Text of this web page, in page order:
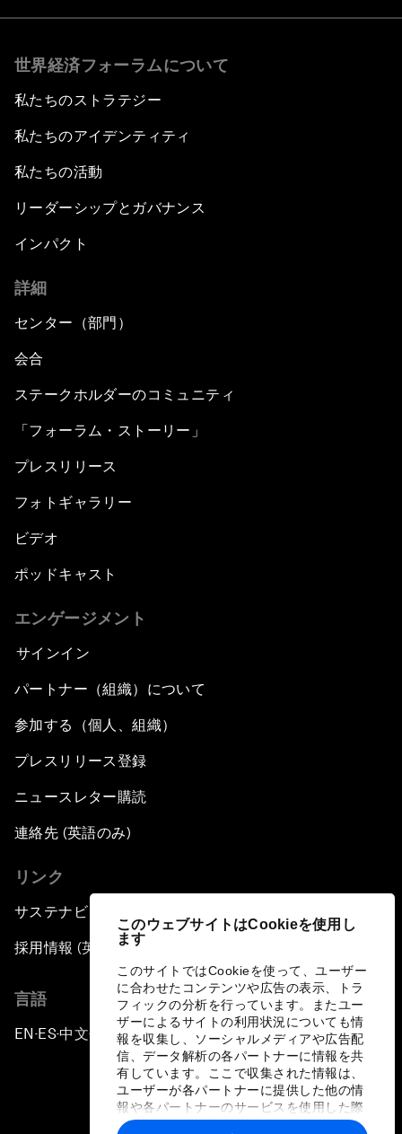
このウェブサイトはCookieを使用し
ます
このサイトではCookieを使って、ユーザー
に合わせたコンテンツや広告の表示、トラ
フィックの分析を行っています。またユー
ザーによるサイトの利用状況についても情
報を収集し、ソーシャルメディアや広告配
信、データ解析の各パートナーに情報を共
有しています。ここで収集された情報は、
ユーザーが各パートナーに提供した他の情
報や各パートナーのサービスを使用した際
に収集された情報と組み合わされ、各パー
世界経済フォーラムについて
私たちのストラテジー
私たちのアイデンティティ
私たちの活動
リーダーシップとガバナンス
インパクト
詳細
センター（部門）
会合
ステークホルダーのコミュニティ
「フォーラム・ストーリー」
プレスリリース
フォトギャラリー
ビデオ
ポッドキャスト
エンゲージメント
サインイン
パートナー（組織）について
参加する（個人、組織）
プレスリリース登録
ニュースレター購読
連絡先 (英語のみ)
リンク
サステナビリティへの取り組み
採用情報 (英語のみ)
言語
EN ▪ES▪中文▪ 日本語